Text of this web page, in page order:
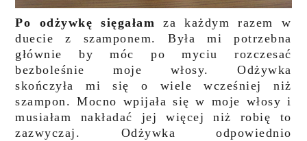
Po odżywkę sięgałam za każdym razem w
duecie z szamponem. Była mi potrzebna
głównie by móc po myciu rozczesać
bezboleśnie moje włosy. Odżywka
skończyła mi się o wiele wcześniej niż
szampon. Mocno wpijała się w moje włosy i
musiałam nakładać jej więcej niż robię to
zazwyczaj. Odżywka odpowiednio